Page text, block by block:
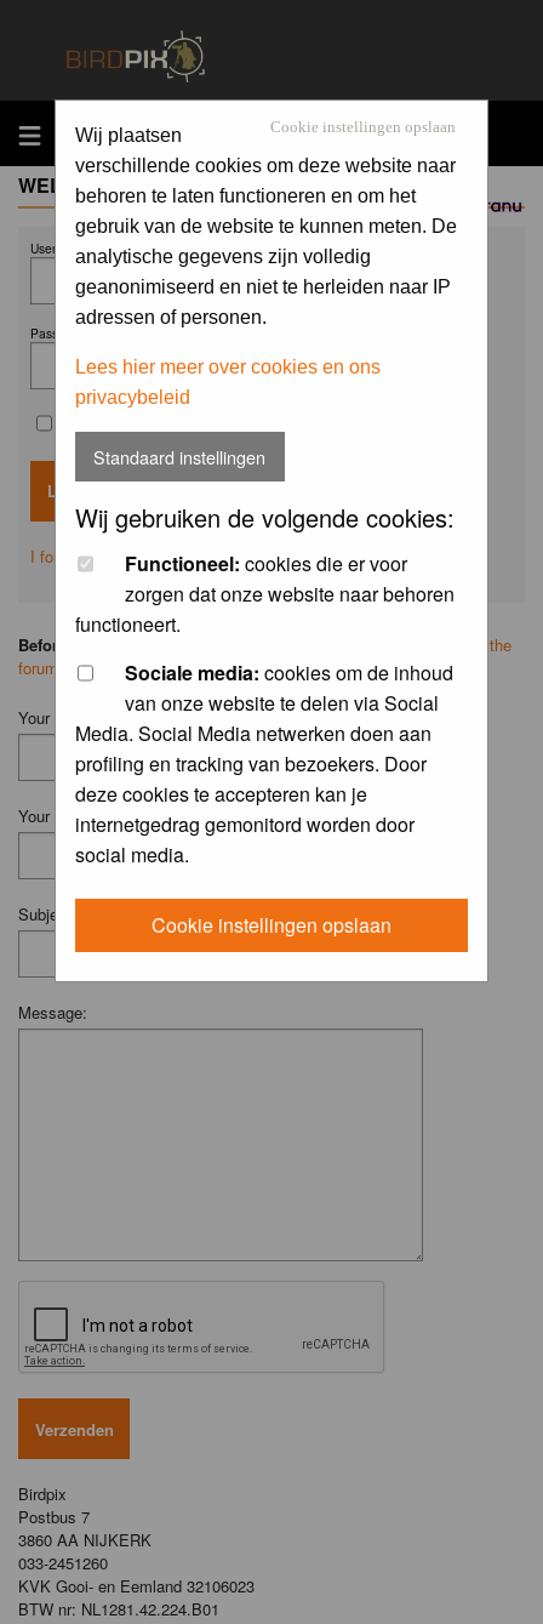
MENU
Sponsored by
Cookie instellingen opslaan
Wij plaatsen
verschillende cookies om deze website naar
behoren te laten functioneren en om het
gebruik van de website te kunnen meten. De
analytische gegevens zijn volledig
geanonimiseerd en niet te herleiden naar IP
adressen of personen.
Lees hier meer over cookies en ons
privacybeleid
Standaard instellingen
Wij gebruiken de volgende cookies:
Functioneel: cookies die er voor
zorgen dat onze website naar behoren
functioneert.
Sociale media: cookies om de inhoud
van onze website te delen via Social
Media. Social Media netwerken doen aan
profiling en tracking van bezoekers. Door
deze cookies te accepteren kan je
internetgedrag gemonitord worden door
social media.
Cookie instellingen opslaan
WELCOME GUEST
Username:
Password:
I forgot my password
Before you ask your question:
search on the
forum
first.
Your Name (Fill in your username if you have one):
Your Email:
Subject:
Message:
Birdpix
Postbus 7
3860 AA NIJKERK
033-2451260
KVK Gooi- en Eemland 32106023
BTW nr: NL1281.42.224.B01